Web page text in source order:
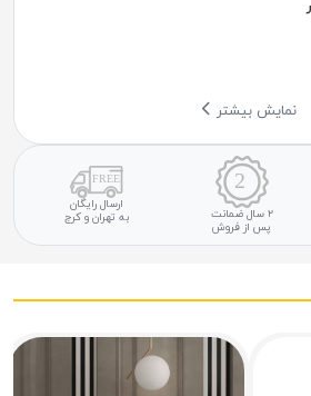
نمایش بیشتر
۲ سال ضمانت
پس از فروش
ارسال رایگان
به تهران و کرج